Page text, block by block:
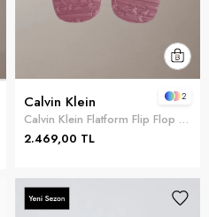
Calvin Klein
Calvin Klein Flatform Flip Flop M Kadın Terlik Mor
2.469,00 TL
2